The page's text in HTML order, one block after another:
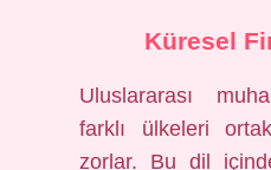
Küresel
Uluslararası
farklı ülkeleri
zorlar. Bu dil